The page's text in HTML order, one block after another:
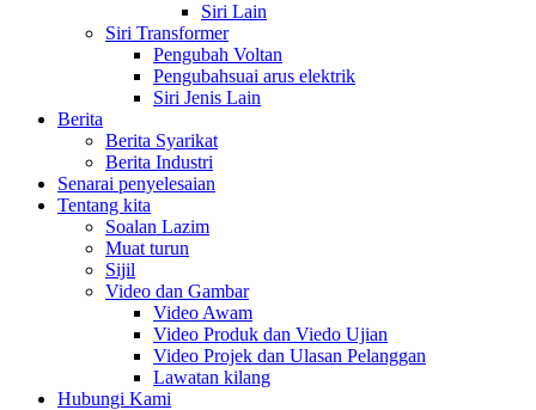
Siri Lain
Siri Transformer
Pengubah Voltan
Pengubahsuai arus elektrik
Siri Jenis Lain
Berita
Berita Syarikat
Berita Industri
Senarai penyelesaian
Tentang kita
Soalan Lazim
Muat turun
Sijil
Video dan Gambar
Video Awam
Video Produk dan Viedo Ujian
Video Projek dan Ulasan Pelanggan
Lawatan kilang
Hubungi Kami